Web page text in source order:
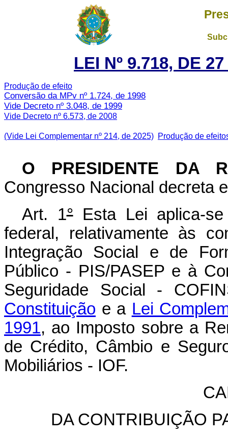
LEI Nº 9.718, DE
Produção de efeito
Conversão da MPv nº 1.724, de 1998
Vide Decreto nº 3.048, de 1999
Vide Decreto nº 6.573, de 2008
(Vide Lei Complementar nº 214, de 2025) Produção de
O PRESIDENTE DA
Congresso Nacional decreta
Art. 1°Esta Lei aplica-se
federal, relativamente às
Integração Social e de
Público - PIS/PASEP e à
Seguridade Social -
Constituição e a Lei
1991, ao Imposto sobre a
de Crédito, Câmbio e
Mobiliários - IOF.
DA CONTRIBUIÇÃO